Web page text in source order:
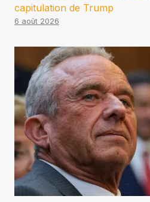
capitulation de Trump
6 août 2026